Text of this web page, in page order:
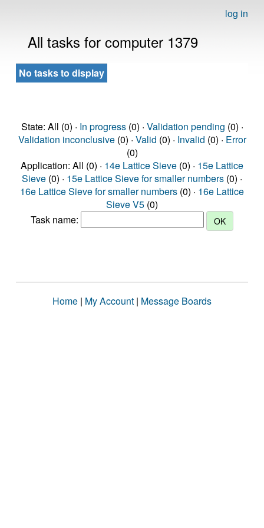
log in
All tasks for computer 1379
No tasks to display
State: All (0) · In progress(0) · Validation pending (0) ·
Validation inconclusive(0) · Valid (0) · Invalid (0) · Error
(0)
Application: All (0) · 14e Lattice Sieve (0) · 15e Lattice
Sieve (0) · 15e Lattice Sieve for smaller numbers (0) ·
16e Lattice Sieve for smaller numbers (0) · 16e Lattice
Sieve V5 (0)
Task name:
Home | My Account | Message Boards